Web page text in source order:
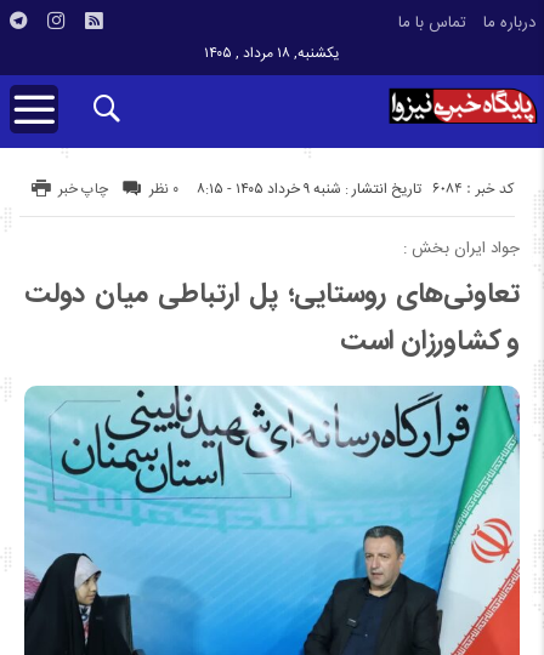
درباره ما تماس با ما
یکشنبه, ۱۸ مرداد , ۱۴۰۵
تاریخ انتشار : شنبه ۹ خرداد ۱۴۰۵ - ۸:۱۵ کد خبر : 6084 چاپ خبر ۰ نظر
جواد ایران بخش :
تعاونی‌های روستایی؛ پل ارتباطی میان دولت
و کشاورزان است